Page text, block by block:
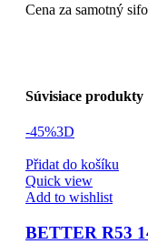
Cena za samotný
Súvisiace produkty
-45%3D
Přidat do košíku
Quick view
Add to wishlist
BETTER R53